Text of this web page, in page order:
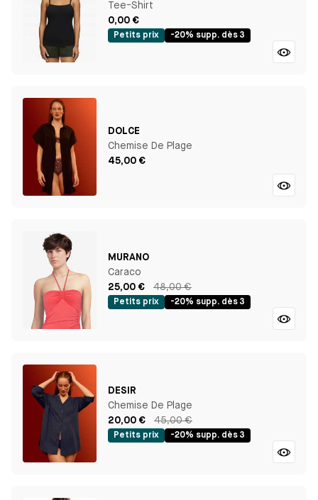
Tee-Shirt
0,00 €
Petits prix -20% supp. dès 3
DOLCE
Chemise De Plage
45,00 €
MURANO
Caraco
25,00 €
48,00 €
Petits prix -20% supp. dès 3
DESIR
Chemise De Plage
20,00 €
45,00 €
Petits prix -20% supp. dès 3